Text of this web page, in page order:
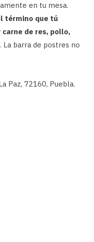
en tu mesa.
término que tú
carne de res, pollo,
. La barra de postres no
Paz, 72160, Puebla.